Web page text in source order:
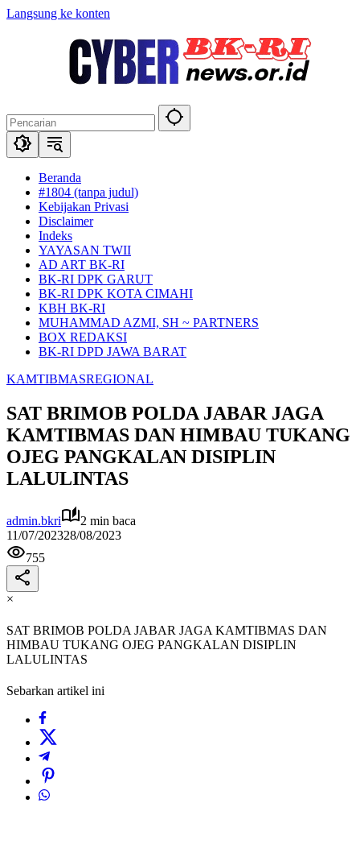
Langsung ke konten
Beranda
#1804 (tanpa judul)
Kebijakan Privasi
Disclaimer
Indeks
YAYASAN TWII
AD ART BK-RI
BK-RI DPK GARUT
BK-RI DPK KOTA CIMAHI
KBH BK-RI
MUHAMMAD AZMI, SH ~ PARTNERS
BOX REDAKSI
BK-RI DPD JAWA BARAT
KAMTIBMASREGIONAL
SAT BRIMOB POLDA JABAR JAGA
KAMTIBMAS DAN HIMBAU TUKANG
OJEG PANGKALAN DISIPLIN
LALULINTAS
admin.bkri
2 min baca
11/07/202328/08/2023
755
×
SAT BRIMOB POLDA JABAR JAGA KAMTIBMAS DAN
HIMBAU TUKANG OJEG PANGKALAN DISIPLIN
LALULINTAS
Sebarkan artikel ini